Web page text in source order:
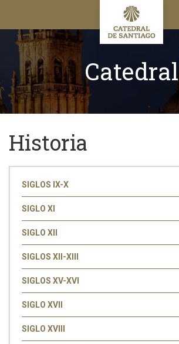
Toggle
navigation
Catedral
Historia
SIGLOS IX-X
SIGLO XI
SIGLO XII
SIGLOS XII-XIII
SIGLOS XV-XVI
SIGLO XVII
SIGLO XVIII